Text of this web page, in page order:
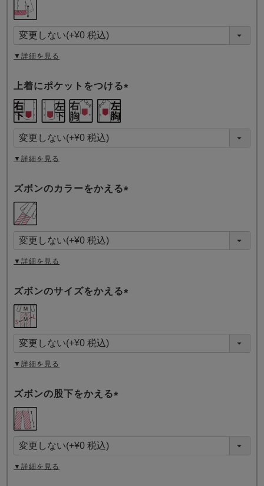
須
)
▼詳細を見る
上着にポケットをつける
須
)
▼詳細を見る
ズボンのカラーをかえる
須
)
▼詳細を見る
ズボンのサイズをかえる
須
)
▼詳細を見る
ズボンの股下をかえる
須
)
▼詳細を見る